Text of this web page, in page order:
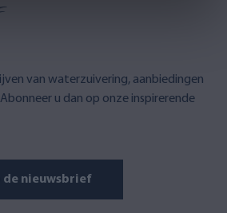
van waterzuivering, aanbiedingen
u dan op onze inspirerende
de nieuwsbrief